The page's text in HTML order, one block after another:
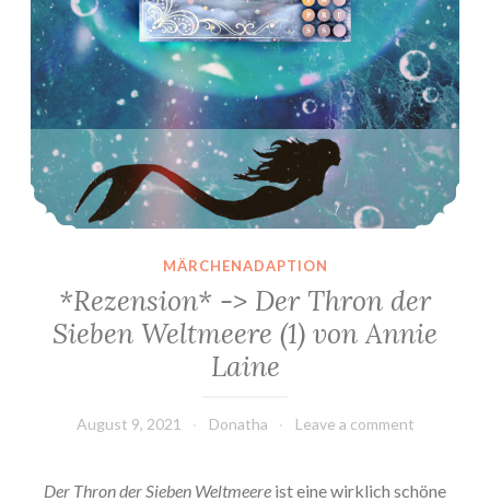
MÄRCHENADAPTION
*Rezension* -> Der Thron der
Sieben Weltmeere (1) von Annie
Laine
August 9, 2021 Donatha Leave a comment
Der Thron der Sieben Weltmeere ist eine wirklich schöne